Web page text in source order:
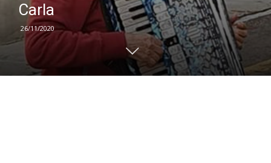
Carla
26/11/2020